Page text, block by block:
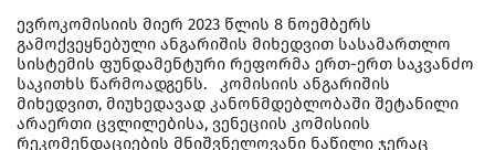
ევროკომისიის მიერ 2023 წლის 8 ნოემბერს
გამოქვეყნებული ანგარიშის მიხედვით სასამართლო
სისტემის ფუნდამენტური რეფორმა ერთ-ერთ საკვანძო
საკითხს წარმოადგენს. კომისიის ანგარიშის
მიხედვით, მიუხედავად კანონმდებლობაში შეტანილი
არაერთი ცვლილებისა, ვენეციის კომისიის
რეკომენდაციების მნიშვნელოვანი ნაწილი ჯერაც